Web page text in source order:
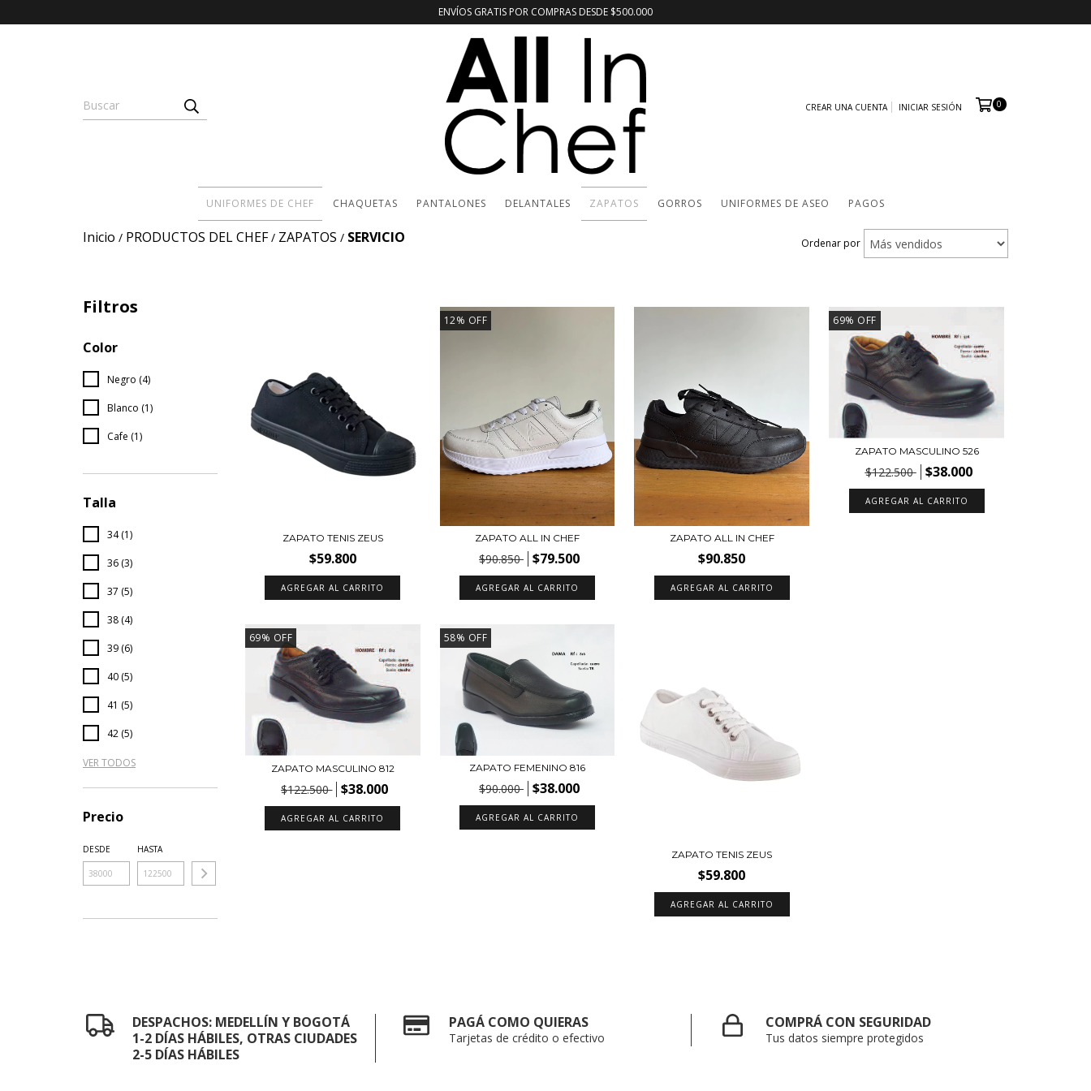
ENVÍOS GRATIS POR COMPRAS DESDE $500.000
CREAR UNA CUENTA INICIAR SESIÓN 0
UNIFORMES DE CHEF CHAQUETAS PANTALONES DELANTALES ZAPATOS GORROS UNIFORMES DE ASEO PAGOS
Inicio / PRODUCTOS DEL CHEF / ZAPATOS / SERVICIO Ordenar por
Filtros
Color
Negro (4)
Blanco (1)
Cafe (1)
Talla
34 (1)
36 (3)
37 (5)
38 (4)
39 (6)
40 (5)
41 (5)
42 (5)
VER TODOS
Precio
DESDE HASTA
ZAPATO TENIS ZEUS
$59.800
AGREGAR AL CARRITO
12% OFF
ZAPATO ALL IN CHEF
$90.850 $79.500
AGREGAR AL CARRITO
ZAPATO ALL IN CHEF
$90.850
AGREGAR AL CARRITO
69% OFF
ZAPATO MASCULINO 526
$122.500 $38.000
AGREGAR AL CARRITO
69% OFF
ZAPATO MASCULINO 812
$122.500 $38.000
AGREGAR AL CARRITO
58% OFF
ZAPATO FEMENINO 816
$90.000 $38.000
AGREGAR AL CARRITO
ZAPATO TENIS ZEUS
$59.800
AGREGAR AL CARRITO
DESPACHOS: MEDELLÍN Y BOGOTÁ
1-2 DÍAS HÁBILES, OTRAS CIUDADES
2-5 DÍAS HÁBILES
PAGÁ COMO QUIERAS
Tarjetas de crédito o efectivo
COMPRÁ CON SEGURIDAD
Tus datos siempre protegidos